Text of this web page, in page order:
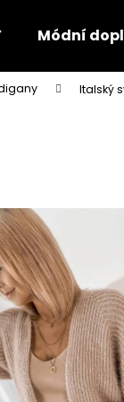
Módní
Italský
najít?